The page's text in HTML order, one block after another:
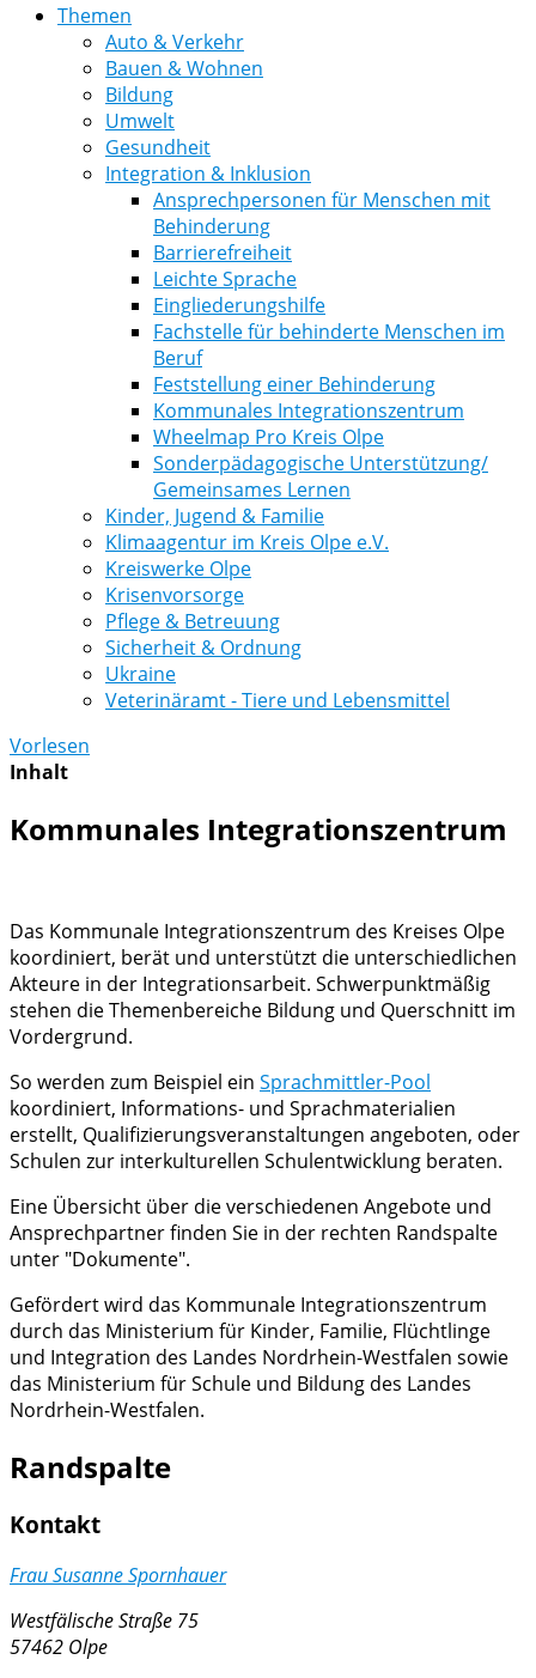
Themen
Auto & Verkehr
Bauen & Wohnen
Bildung
Umwelt
Gesundheit
Integration & Inklusion
Ansprechpersonen für Menschen mit
Behinderung
Barrierefreiheit
Leichte Sprache
Eingliederungshilfe
Fachstelle für behinderte Menschen im
Beruf
Feststellung einer Behinderung
Kommunales Integrationszentrum
Wheelmap Pro Kreis Olpe
Sonderpädagogische Unterstützung/
Gemeinsames Lernen
Kinder, Jugend & Familie
Klimaagentur im Kreis Olpe e.V.
Kreiswerke Olpe
Krisenvorsorge
Pflege & Betreuung
Sicherheit & Ordnung
Ukraine
Veterinäramt - Tiere und Lebensmittel
Vorlesen
Inhalt
Kommunales Integrationszentrum
Das Kommunale Integrationszentrum des Kreises Olpe
koordiniert, berät und unterstützt die unterschiedlichen
Akteure in der Integrationsarbeit. Schwerpunktmäßig
stehen die Themenbereiche Bildung und Querschnitt im
Vordergrund.
So werden zum Beispiel ein Sprachmittler-Pool
koordiniert, Informations- und Sprachmaterialien
erstellt, Qualifizierungsveranstaltungen angeboten, oder
Schulen zur interkulturellen Schulentwicklung beraten.
Eine Übersicht über die verschiedenen Angebote und
Ansprechpartner finden Sie in der rechten Randspalte
unter "Dokumente".
Gefördert wird das Kommunale Integrationszentrum
durch das Ministerium für Kinder, Familie, Flüchtlinge
und Integration des Landes Nordrhein-Westfalen sowie
das Ministerium für Schule und Bildung des Landes
Nordrhein-Westfalen.
Randspalte
Kontakt
Frau Susanne Spornhauer
Westfälische Straße 75
57462 Olpe